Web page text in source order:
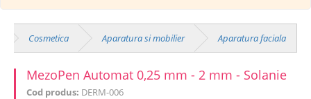
Cosmetica Aparatura si mobilier Aparatura faciala
MezoPen Automat 0,25 mm - 2 mm - Solanie
Cod produs: DERM-006